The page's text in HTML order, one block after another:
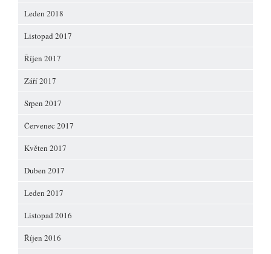
Leden 2018
Listopad 2017
Říjen 2017
Září 2017
Srpen 2017
Červenec 2017
Květen 2017
Duben 2017
Leden 2017
Listopad 2016
Říjen 2016